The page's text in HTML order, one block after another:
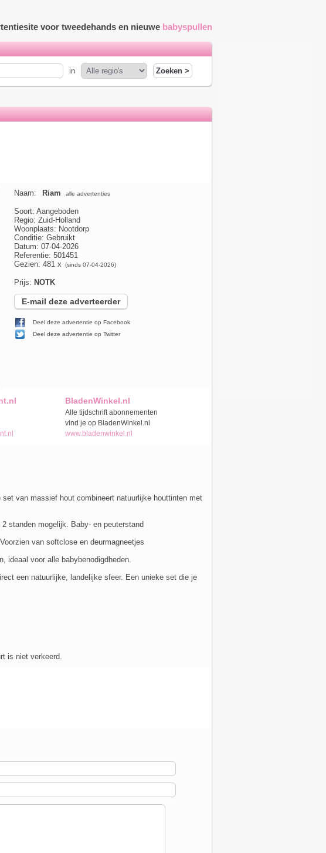
voor tweedehands en nieuwe babyspullen
in
Naam: Riam alle advertenties
Soort: Aangeboden
Regio: Zuid-Holland
Woonplaats: Nootdorp
Conditie: Gebruikt
Datum: 07-04-2026
Referentie: 501451
Gezien: 481 x
(sinds 07-04-2026)
Prijs: NOTK
E-mail deze adverteerder
Deel deze advertentie op Facebook
Deel deze advertentie op Twitter
BladenWinkel.nl
Alle tijdschrift abonnementen
vind je op BladenWinkel.nl
www.bladenwinkel.nl
van massief hout combineert natuurlijke houttinten met
standen mogelijk. Baby- en peuterstand
van softclose en deurmagneetjes
ideaal voor alle babybenodigdheden.
een natuurlijke, landelijke sfeer. Een unieke set die je
is niet verkeerd.